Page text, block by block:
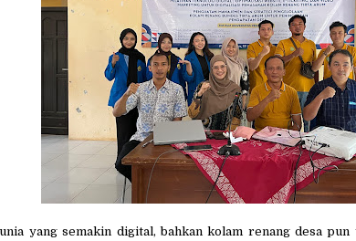
yang semakin digital, bahkan kolam renang desa